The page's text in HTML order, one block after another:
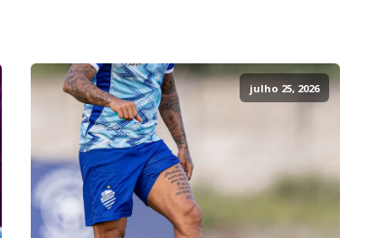
julho 25, 2026